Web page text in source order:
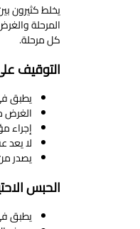
يخلط كثيرون
المرحلة
كل مرحلة.
التوقيف
يطبق
الغرض
إجراء
لا يعد
يصدر
الحبس
يطبق